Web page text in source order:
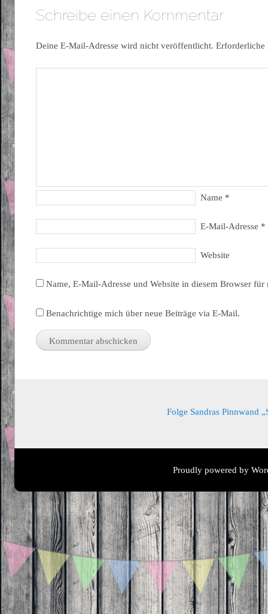
Schreibe einen Kommentar
Deine E-Mail-Adresse wird nicht veröffentlicht.
Name *
E-Mail-Adresse *
Website
Name, E-Mail-Adresse und Website in diesem Browser
Benachrichtige mich über neue Beiträge via E-Mail.
Folge Sandras Pinnwand
Proudly powered by